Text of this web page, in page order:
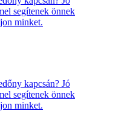
segítenek önnek
minket.
kapcsán? Jó
segítenek önnek
minket.